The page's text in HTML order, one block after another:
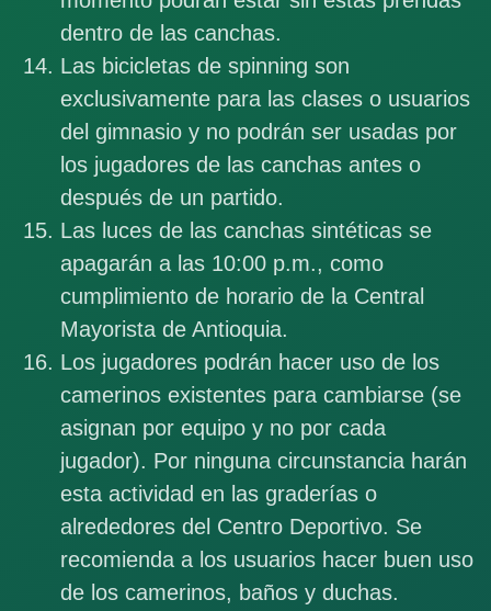
dentro de las canchas.
Las bicicletas de spinning son
exclusivamente para las clases o usuarios
del gimnasio y no podrán ser usadas por
los jugadores de las canchas antes o
después de un partido.
Las luces de las canchas sintéticas se
apagarán a las 10:00 p.m., como
cumplimiento de horario de la Central
Mayorista de Antioquia.
Los jugadores podrán hacer uso de los
camerinos existentes para cambiarse (se
asignan por equipo y no por cada
jugador). Por ninguna circunstancia harán
esta actividad en las graderías o
alrededores del Centro Deportivo. Se
recomienda a los usuarios hacer buen uso
de los camerinos, baños y duchas.